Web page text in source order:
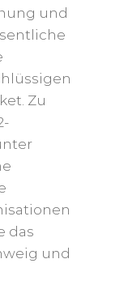
und
Zu
das
und